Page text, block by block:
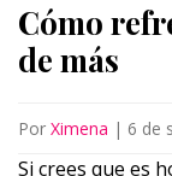
Cómo
de más
Por Ximena | 6 de
Si crees que es